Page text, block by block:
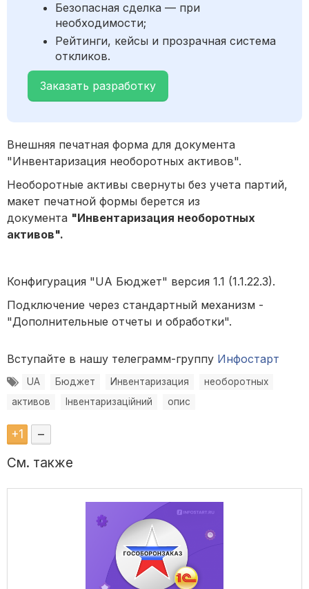
Безопасная сделка — при
необходимости;
Рейтинги, кейсы и прозрачная система
откликов.
Заказать разработку
Внешняя печатная форма для документа
"Инвентаризация необоротных активов".
Необоротные активы свернуты без учета партий,
макет печатной формы берется из
документа "Инвентаризация необоротных
активов".
Конфигурация "UA Бюджет" версия 1.1 (1.1.22.3).
Подключение через стандартный механизм -
"Дополнительные отчеты и обработки".
Вступайте в нашу телеграмм-группу Инфостарт
UA Бюджет Инвентаризация
необоротных
активов
Інвентаризаційний опис
+1 –
См. также